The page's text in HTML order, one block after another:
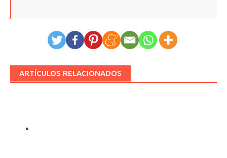
ARTÍCULOS RELACIONADOS